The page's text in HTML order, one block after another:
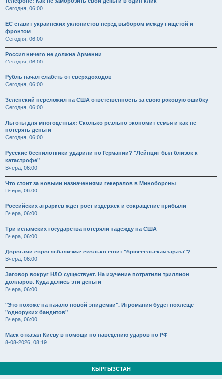
Сегодня, 06:00
ЕС ставит украинских уклонистов перед выбором между нищетой и
фронтом
Сегодня, 06:00
Россия ничего не должна Армении
Сегодня, 06:00
Рубль начал слабеть от сверхдоходов
Сегодня, 06:00
Зеленский переложил на США ответственность за свою роковую ошибку
Сегодня, 06:00
Льготы для многодетных: Сколько реально экономит семья и как не
потерять деньги
Сегодня, 06:00
Русские беспилотники ударили по Германии? "Лейпциг был близок к
катастрофе"
Вчера, 06:00
Что стоит за новыми назначениями генералов в Минобороны
Вчера, 06:00
Российских аграриев ждет рост издержек и сокращение прибыли
Вчера, 06:00
Три исламских государства потеряли надежду на США
Вчера, 06:00
Дорогами евроглобализма: сколько стоит "брюссельская зараза"?
Вчера, 06:00
Заговор вокруг НЛО существует. На изучение потратили триллион
долларов. Куда делись эти деньги
Вчера, 06:00
"Это похоже на начало новой эпидемии". Игромания будет похлеще
"одноруких бандитов"
Вчера, 06:00
Маск отказал Киеву в помощи по наведению ударов по РФ
8-08-2026, 08:19
КЫРГЫЗСТАН